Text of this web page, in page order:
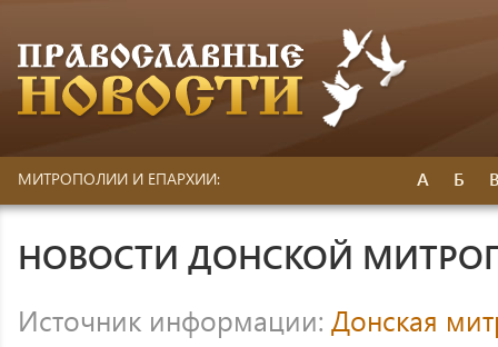
МИТРОПОЛИИ И ЕПАРХИИ: А Б
НОВОСТИ ДОНСКОЙ
Источник информации: Донская